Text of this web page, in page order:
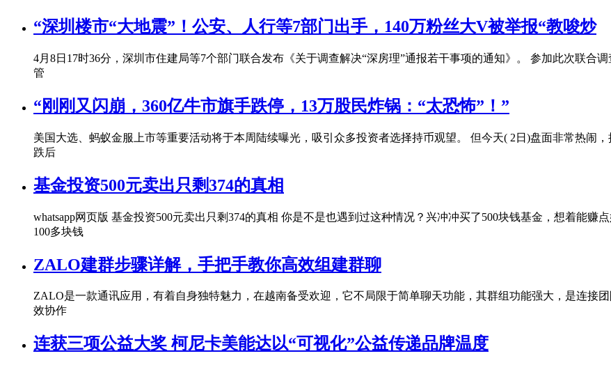
“深圳楼市“大地震”！公安、人行等7部门出手，140万粉丝大V被举报“教唆炒
4月8日17时36分，深圳市住建局等7个部门联合发布《关于调查解决“深房理”通报若干事项的通知》。 参加此次联合
管
“刚刚又闪崩，360亿牛市旗手跌停，13万股民炸锅：“太恐怖”！”
美国大选、蚂蚁金服上市等重要活动将于本周陆续曝光，吸引众多投资者选择持币观望。 但今天( 2日)盘面非常热闹
跌后
基金投资500元卖出只剩374的真相
whatsapp网页版 基金投资500元卖出只剩374的真相 你是不是也遇到过这种情况？兴冲冲买了500块钱基金，想着能
100多块钱
ZALO建群步骤详解，手把手教你高效组建群聊
ZALO是一款通讯应用，有着自身独特魅力，在越南备受欢迎，它不局限于简单聊天功能，其群组功能强大，是连接
效协作
连获三项公益大奖 柯尼卡美能达以“可视化”公益传递品牌温度